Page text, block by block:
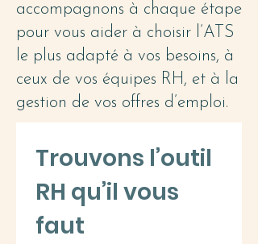
accompagnons à chaque étape
pour vous aider à choisir l’ATS
le plus adapté à vos besoins, à
ceux de vos équipes RH, et à la
gestion de vos offres d’emploi.
Trouvons l’outil
RH qu’il vous
faut